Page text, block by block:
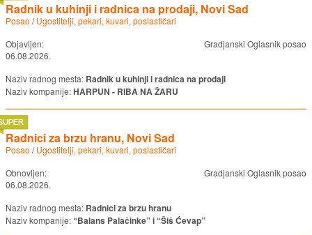
Radnik u kuhinji i radnica na prodaji, Novi Sad
Posao /Ugostitelji, pekari, kuvari, poslastičari
Gradjanski Oglasnik posao
Objavljen:
06.08.2026.
Naziv radnog mesta: Radnik u kuhinji i radnica na prodaji
Naziv kompanije:HARPUN - RIBA NA ŽARU
Radnici za brzu hranu, Novi Sad
Posao /Ugostitelji, pekari, kuvari, poslastičari
Gradjanski Oglasnik posao
Obnovljen:
06.08.2026.
Naziv radnog mesta: Radnici za brzu hranu
Naziv kompanije:“Balans Palačinke” i “Šiš Ćevap”